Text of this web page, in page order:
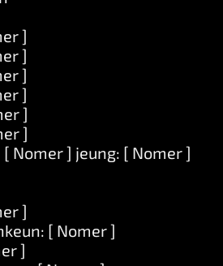
]
]
]
]
]
]
Nomer ] jeung: [ Nomer ]
]
[ Nomer ]
]